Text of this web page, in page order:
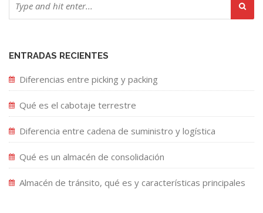
ENTRADAS RECIENTES
Diferencias entre picking y packing
Qué es el cabotaje terrestre
Diferencia entre cadena de suministro y logística
Qué es un almacén de consolidación
Almacén de tránsito, qué es y características principales